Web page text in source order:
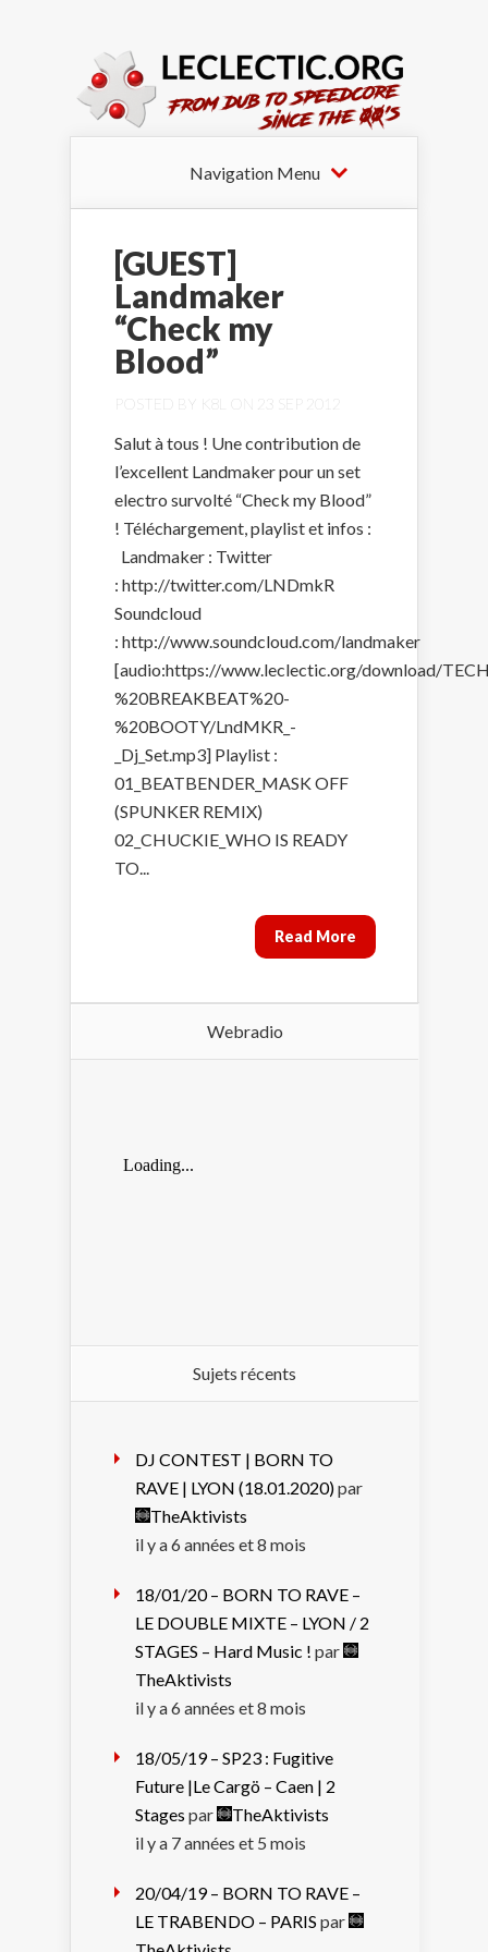
Navigation Menu
[GUEST]
Landmaker
“Check my
Blood”
POSTED BY K8L ON 23 SEP 2012
Salut à tous ! Une contribution de
l’excellent Landmaker pour un set
electro survolté “Check my Blood”
! Téléchargement, playlist et infos :
Landmaker : Twitter
: http://twitter.com/LNDmkR
Soundcloud
: http://www.soundcloud.com/landmaker
[audio:https://www.leclectic.org/download/
%20BREAKBEAT%20-
%20BOOTY/LndMKR_-
_Dj_Set.mp3] Playlist :
01_BEATBENDER_MASK OFF
(SPUNKER REMIX)
02_CHUCKIE_WHO IS READY
TO...
Read More
Webradio
Sujets récents
DJ CONTEST | BORN TO
RAVE | LYON (18.01.2020)par
TheAktivists
il y a 6 années et 8 mois
18/01/20 – BORN TO RAVE –
LE DOUBLE MIXTE – LYON / 2
STAGES – Hard Music ! par
TheAktivists
il y a 6 années et 8 mois
18/05/19 – SP23 : Fugitive
Future |Le Cargö – Caen | 2
Stages par
TheAktivists
il y a 7 années et 5 mois
20/04/19 – BORN TO RAVE –
LE TRABENDO – PARIS par